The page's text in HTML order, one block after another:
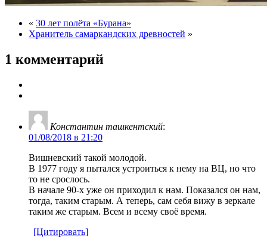
« 30 лет полёта «Бурана»
Хранитель самаркандских древностей »
1 комментарий
Константин ташкентский:
01/08/2018 в 21:20
Вишневский такой молодой.
В 1977 году я пытался устроиться к нему на ВЦ, но что
то не срослось.
В начале 90-х уже он приходил к нам. Показался он нам,
тогда, таким старым. А теперь, сам себя вижу в зеркале
таким же старым. Всем и всему своё время.
[Цитировать]